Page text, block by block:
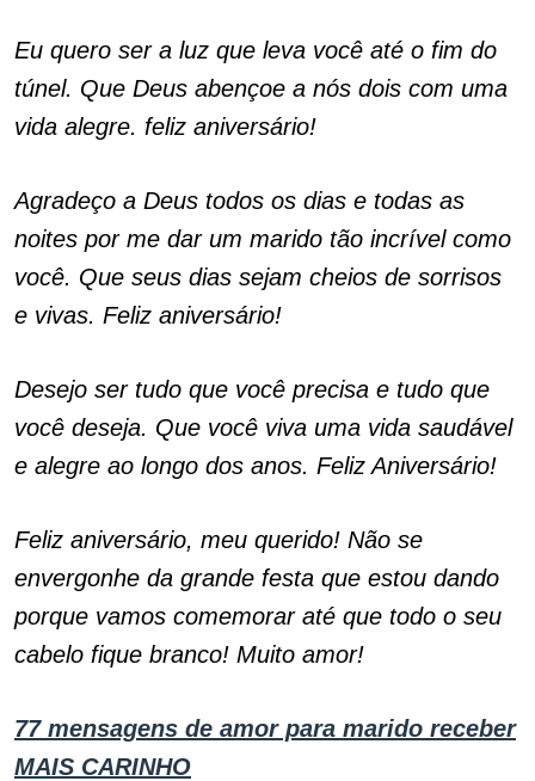
Eu quero ser a luz que leva você até o fim do
túnel. Que Deus abençoe a nós dois com uma
vida alegre. feliz aniversário!
Agradeço a Deus todos os dias e todas as
noites por me dar um marido tão incrível como
você. Que seus dias sejam cheios de sorrisos
e vivas. Feliz aniversário!
Desejo ser tudo que você precisa e tudo que
você deseja. Que você viva uma vida saudável
e alegre ao longo dos anos. Feliz Aniversário!
Feliz aniversário, meu querido! Não se
envergonhe da grande festa que estou dando
porque vamos comemorar até que todo o seu
cabelo fique branco! Muito amor!
77 mensagens de amor para marido receber
MAIS CARINHO